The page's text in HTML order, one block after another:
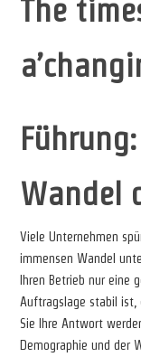
The
Wandel
Viele Unternehmen
immensen Wandel
Ihren Betrieb nur eine
Auftragslage stabil ist,
Sie Ihre Antwort
Demographie und der